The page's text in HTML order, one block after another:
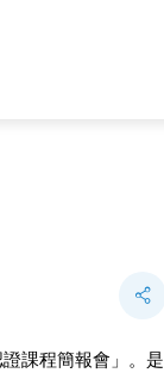
課程簡報會」。是